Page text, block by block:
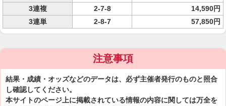
3連複
2-7-8
14,590円
3連単
2-8-7 57,850円
注意事項
結果・成績・オッズなどのデータは、必ず主催者発行のものと照合
し確認してください。
本サイトのページ上に掲載されている情報の内容に関しては万全を